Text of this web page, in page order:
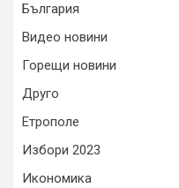
България
Видео новини
Горещи новини
Друго
Етрополе
Избори 2023
Икономика